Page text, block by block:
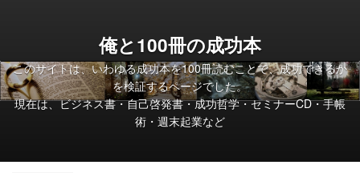
俺と100冊の成功本
このサイトは、いわゆる成功本を100冊読むことで、成功できるか
を検証するページでした。
現在は、ビジネス書・自己啓発書・成功哲学・セミナーCD・手帳
術・週末起業など